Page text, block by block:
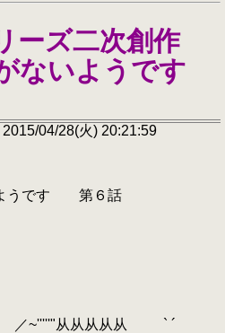
ーズ二次創作
ないようです
04/28(火) 20:21:59
うです 第６話
从从从 ` ´